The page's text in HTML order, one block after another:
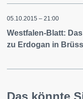
05.10.2015 – 21:00
Westfalen-Blatt:
zu Erdogan in
Das könnte